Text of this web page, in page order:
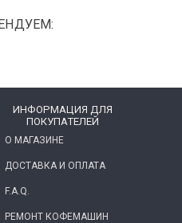
ИНФОРМАЦИЯ ДЛЯ
ПОКУПАТЕЛЕЙ
О МАГАЗИНЕ
ДОСТАВКА И ОПЛАТА
F.A.Q.
РЕМОНТ КОФЕМАШИН